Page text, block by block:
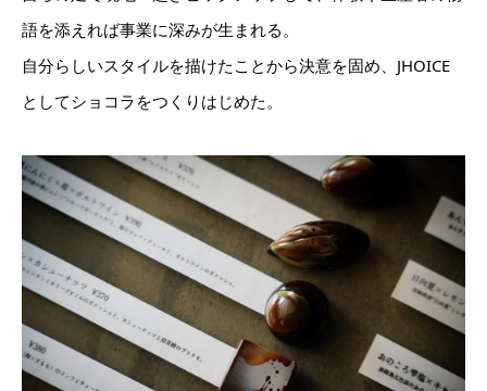
語を添えれば事業に深みが生まれる。
自分らしいスタイルを描けたことから決意を固め、JHOICE
としてショコラをつくりはじめた。